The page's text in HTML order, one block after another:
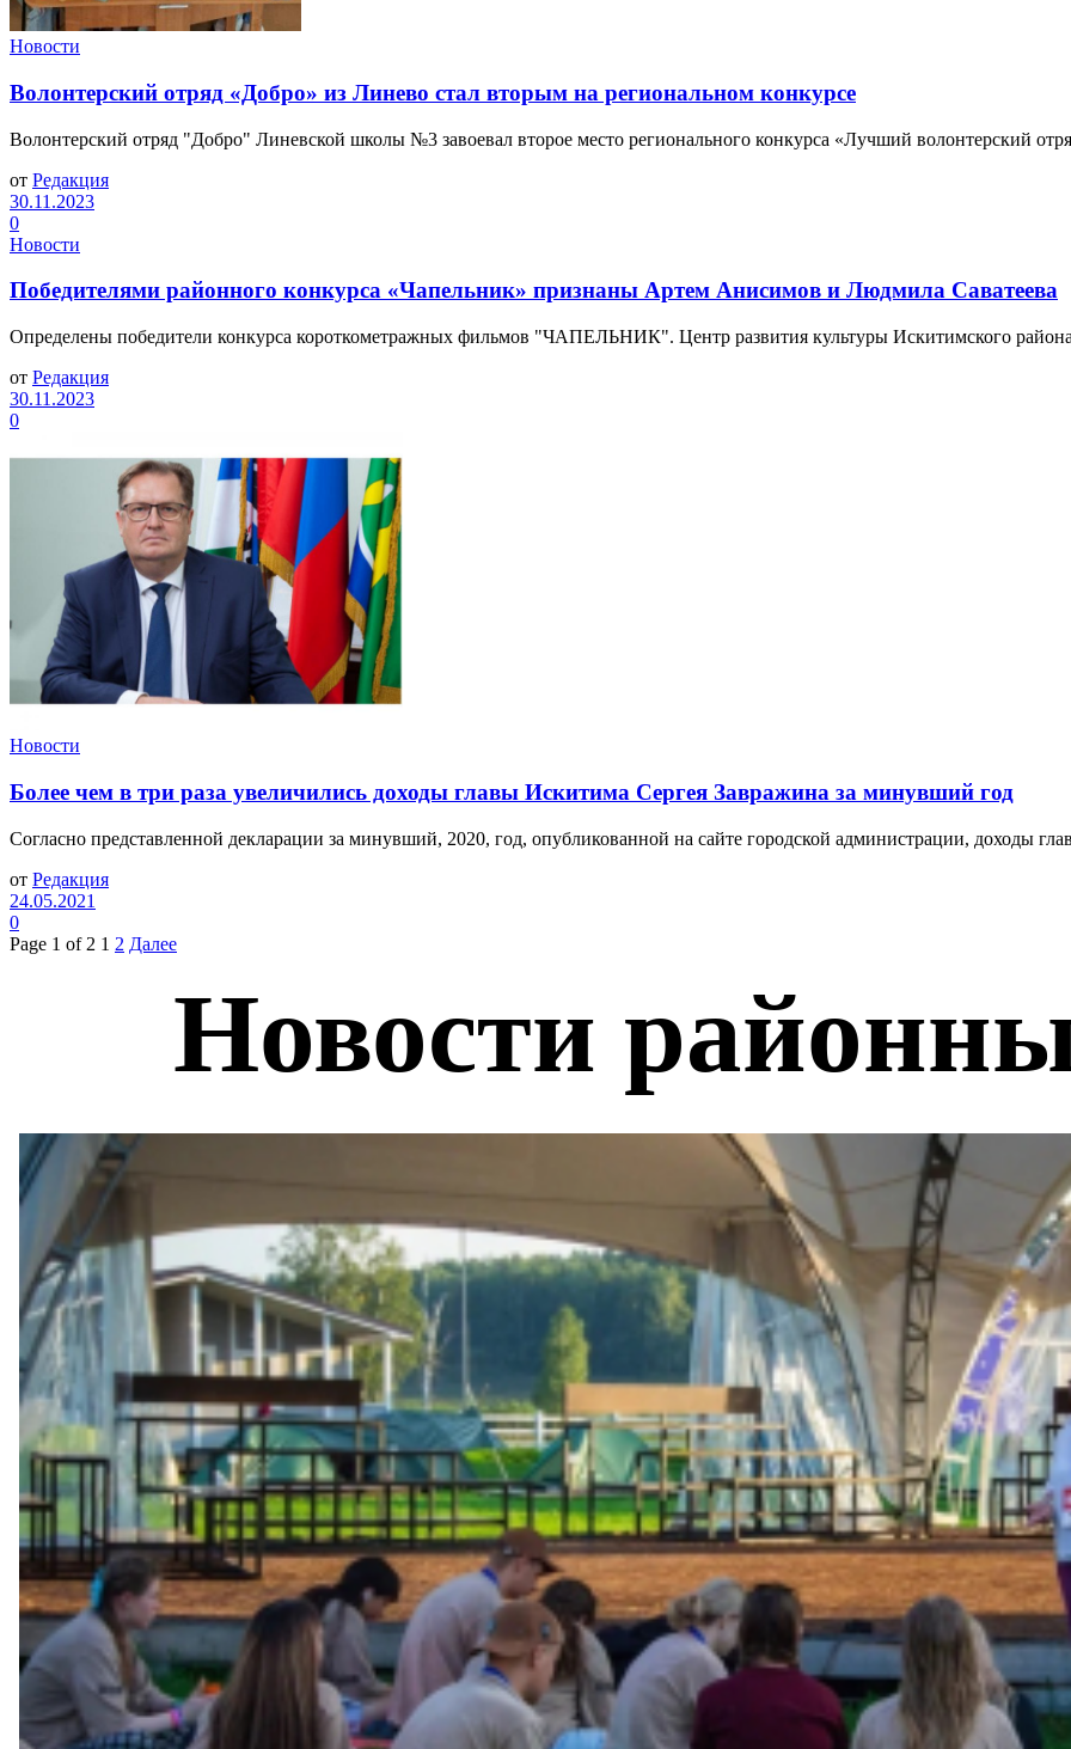
Новости
Волонтерский отряд «Добро» из Линево стал вторым на региональном конкурсе
Волонтерский отряд "Добро" Линевской школы №3 завоевал второе место регионального конкурса «Лучший волонтерский
от Редакция
30.11.2023
0
Новости
Победителями районного конкурса «Чапельник» признаны Артем Анисимов и Людмила Саватеева
Определены победители конкурса короткометражных фильмов "ЧАПЕЛЬНИК". Центр развития культуры Искитимского района
от Редакция
30.11.2023
0
Новости
Более чем в три раза увеличились доходы главы Искитима Сергея Завражина за минувший год
Согласно представленной декларации за минувший, 2020, год, опубликованной на сайте городской администрации, доходы
от Редакция
24.05.2021
0
Page 1 of 2 1 2 Далее